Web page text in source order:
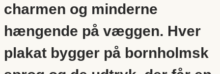
charmen og minderne
hængende på væggen. Hver
plakat bygger på bornholmsk